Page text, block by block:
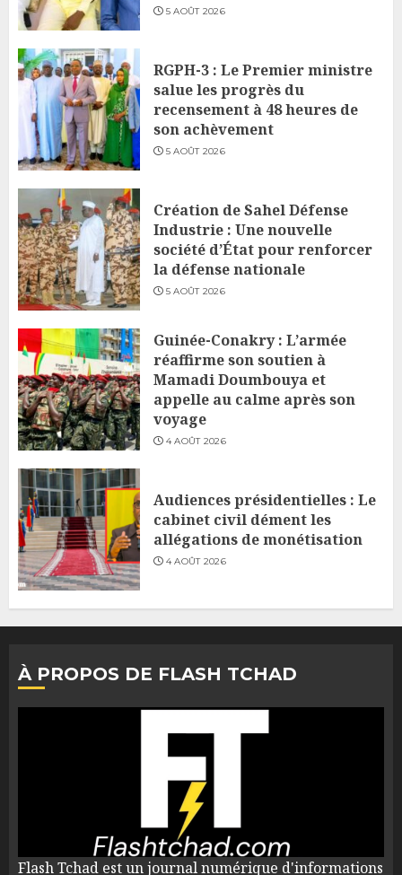
5 AOÛT 2026
RGPH-3 : Le Premier ministre
salue les progrès du
recensement à 48 heures de
son achèvement
5 AOÛT 2026
Création de Sahel Défense
Industrie : Une nouvelle
société d’État pour renforcer
la défense nationale
5 AOÛT 2026
Guinée-Conakry : L’armée
réaffirme son soutien à
Mamadi Doumbouya et
appelle au calme après son
voyage
4 AOÛT 2026
Audiences présidentielles : Le
cabinet civil dément les
allégations de monétisation
4 AOÛT 2026
À PROPOS DE FLASH TCHAD
Flash Tchad est un journal numérique d'informations